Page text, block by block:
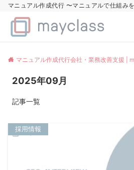
マニュアル作成代行 〜マニュアルで仕組み
マニュアル作成代行会社・業務改善支援 |
2025年09月
記事一覧
採用情報